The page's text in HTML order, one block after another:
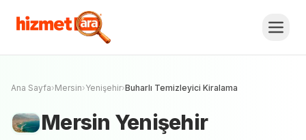
Buharlı Temizleyici
KiralamaFiyat Teklifi Al, Karşılaştır. Ücretsiz Teklif Al
Ana Sayfa›Mersin›Yenişehir›Buharlı Temizleyici Kiralama
Mersin Yenişehir